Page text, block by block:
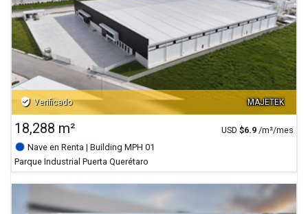
MAJETEK
verified_user Verificado
18,288 m² USD $6.9 /m²/mes
Nave en Renta | Building MPH 01
Parque Industrial Puerta Querétaro